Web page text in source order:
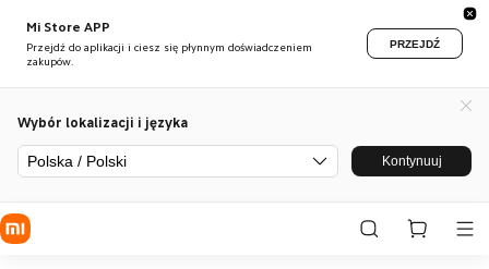
Mi Store APP
Przejdź do aplikacji i ciesz się płynnym doświadczeniem
zakupów.
PRZEJDŹ
Wybór lokalizacji i języka
Polska / Polski Kontynuuj